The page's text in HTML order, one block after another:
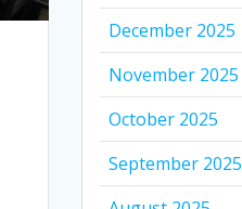
December 2025
November 2025
October 2025
September 2025